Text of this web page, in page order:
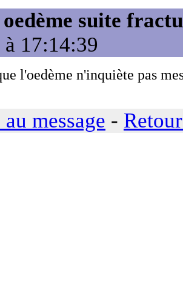
suite
17:14:39
l'oedème n'inquiète pas
message -